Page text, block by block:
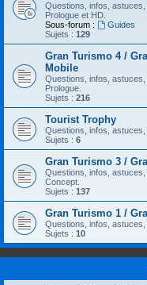
Questions, infos,
Prologue et HD.
Sous-forum :
Guides
Sujets : 129
Gran Turismo 4 /
Mobile
Questions, infos,
Prologue.
Sujets : 216
Tourist Trophy
Questions, infos,
Sujets : 6
Gran Turismo 3 /
Questions, infos,
Concept.
Sujets : 137
Gran Turismo 1 /
Questions, infos,
Sujets : 10